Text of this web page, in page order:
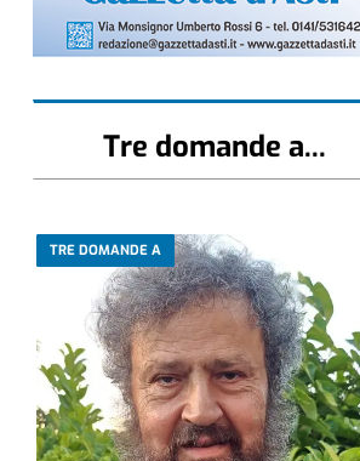
Tre domande a...
TRE DOMANDE A